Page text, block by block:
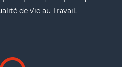
de Vie au Travail.